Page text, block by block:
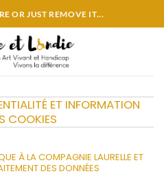
OR JUST REMOVE IT...
ET INFORMATION
COOKIES
À LA COMPAGNIE LAURELLE ET
DES DONNÉES